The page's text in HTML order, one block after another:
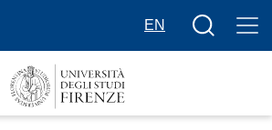
EN
Bottone